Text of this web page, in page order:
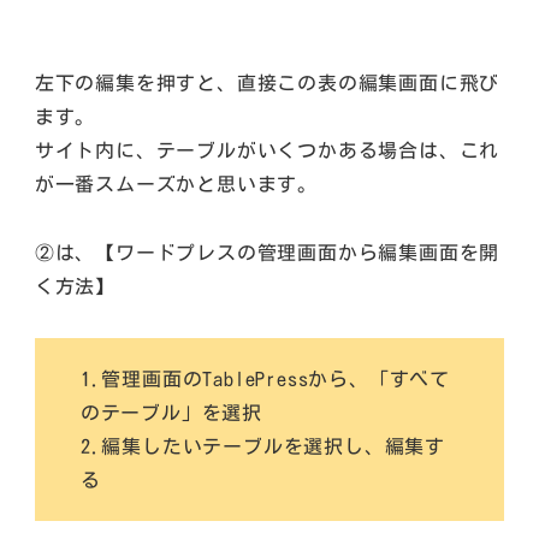
左下の編集を押すと、直接この表の編集画面に飛び
ます。
サイト内に、テーブルがいくつかある場合は、これ
が一番スムーズかと思います。
②は、【ワードプレスの管理画面から編集画面を開
く方法】
1.管理画面のTablePressから、「すべて
のテーブル」を選択
2.編集したいテーブルを選択し、編集す
る